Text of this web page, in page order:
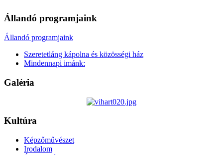
Állandó programjaink
Állandó programjaink
Szeretetláng kápolna és közösségi ház
Mindennapi imánk:
Galéria
Kultúra
Képzőművészet
Irodalom